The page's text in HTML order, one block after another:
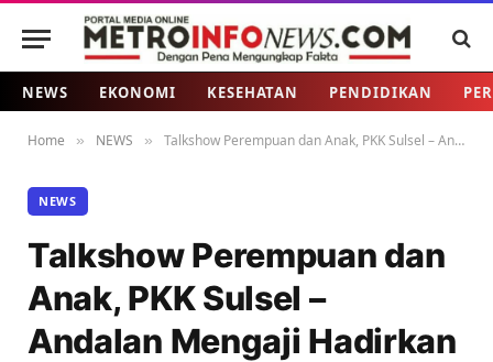
NEWS EKONOMI KESEHATAN PENDIDIKAN
Home » NEWS » Talkshow Perempuan dan Anak, PKK Sulsel – Andalan Mengaji Hadirkan Komnas Perempuan
NEWS
Talkshow Perempuan dan
Anak, PKK Sulsel –
Andalan Mengaji Hadirkan